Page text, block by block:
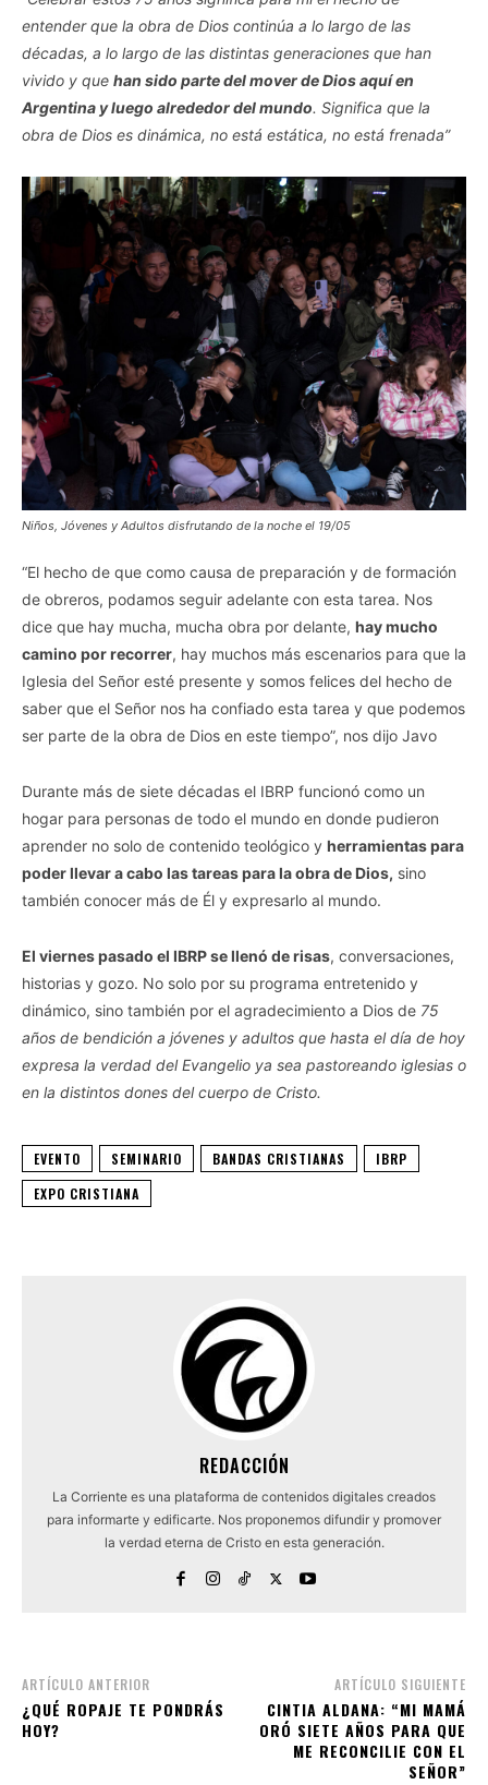
entender que la obra de Dios continúa a lo largo de las
décadas, a lo largo de las distintas generaciones que han
vivido y que han sido parte del mover de Dios aquí en
Argentina y luego alrededor del mundo. Significa que la
obra de Dios es dinámica, no está estática, no está frenada”
Niños, Jóvenes y Adultos disfrutando de la noche el 19/05
“El hecho de que como causa de preparación y de formación
de obreros, podamos seguir adelante con esta tarea. Nos
dice que hay mucha, mucha obra por delante, hay mucho
camino por recorrer, hay muchos más escenarios para que la
Iglesia del Señor esté presente y somos felices del hecho de
saber que el Señor nos ha confiado esta tarea y que podemos
ser parte de la obra de Dios en este tiempo”, nos dijo Javo
Durante más de siete décadas el IBRP funcionó como un
hogar para personas de todo el mundo en donde pudieron
aprender no solo de contenido teológico y herramientas para
poder llevar a cabo las tareas para la obra de Dios, sino
también conocer más de Él y expresarlo al mundo.
El viernes pasado el IBRP se llenó de risas, conversaciones,
historias y gozo. No solo por su programa entretenido y
dinámico, sino también por el agradecimiento a Dios de 75
años de bendición a jóvenes y adultos que hasta el día de hoy
expresa la verdad del Evangelio ya sea pastoreando iglesias o
en la distintos dones del cuerpo de Cristo.
EVENTO SEMINARIO BANDAS CRISTIANAS
IBRP
EXPO CRISTIANA
REDACCIÓN
La Corriente es una plataforma de contenidos digitales creados
para informarte y edificarte. Nos proponemos difundir y promover
la verdad eterna de Cristo en esta generación.
ARTÍCULO ANTERIOR
¿QUÉ ROPAJE TE PONDRÁS
HOY?
ARTÍCULO SIGUIENTE
CINTIA ALDANA: “MI MAMÁ
ORÓ SIETE AÑOS PARA QUE
ME RECONCILIE CON EL
SEÑOR”